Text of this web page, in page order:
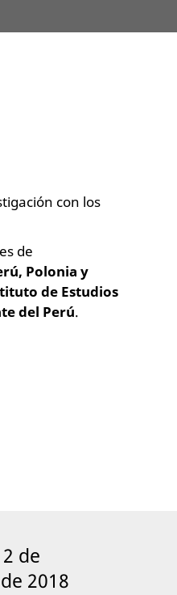
con los
de
Polonia y
de Estudios
del Perú.
de
2018